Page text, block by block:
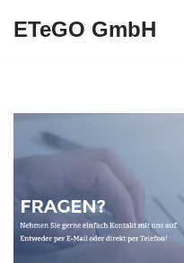
ETeGO GmbH